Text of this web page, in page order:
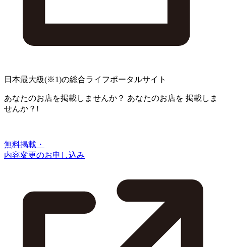
日本最大級(※1)の総合ライフポータルサイト
あなたのお店を掲載しませんか？ あなたのお店を 掲載しま
せんか？!
無料掲載・
内容変更のお申し込み